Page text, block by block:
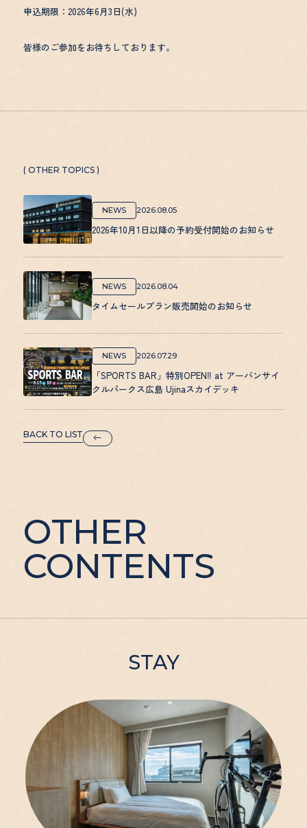
申込期限：2026年6月3日(水)
皆様のご参加をお待ちしております。
( OTHER TOPICS )
NEWS 2026.08.05
2026年10月1日以降の予約受付開始のお知らせ
NEWS 2026.08.04
タイムセールプラン販売開始のお知らせ
NEWS 2026.07.29
「SPORTS BAR」特別OPEN‼ at アーバンサイ
クルパークス広島 Ujinaスカイデッキ
BACK TO LIST
OTHER
CONTENTS
STAY